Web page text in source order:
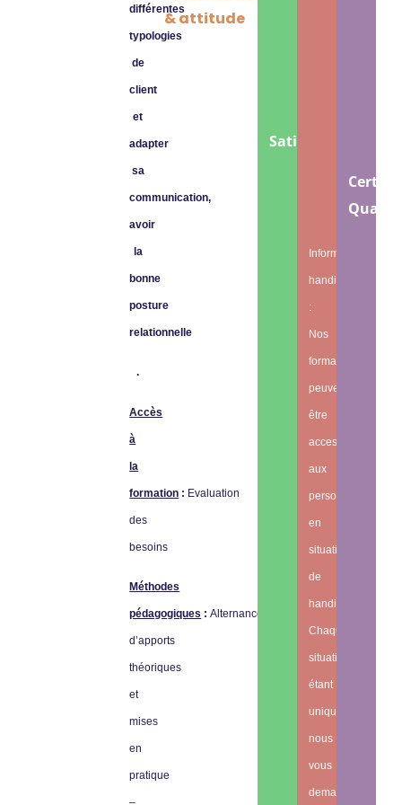
différentes
typologies
de
client
et
adapter
sa
communication,
avoir
la
bonne
posture
relationnelle
.
Accès
à
la
formation : Evaluation
des
besoins
Méthodes
pédagogiques : Alternance
d’apports
théoriques
et
mises
en
pratique
–
& attitude
Satisfaction
Informations
handicap
:
Nos
formations
peuvent
être
accessibles
aux
personnes
en
situation
de
handicap.
Chaque
situation
étant
unique,
nous
vous
demandons
Certifié